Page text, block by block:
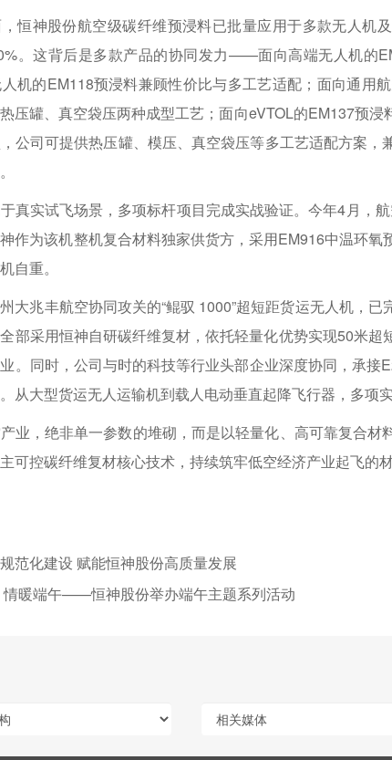
恒神股份航空级碳纤维预浸料已批量应用于多款无人机
。这背后是多款产品的协同发力——面向高端无人机的
机的EM118预浸料兼顾性价比与多工艺适配；面向通用
压罐、真空袋压两种成型工艺；面向eVTOL的EM137预
公司可提供热压罐、模压、真空袋压等多工艺适配方案
真实试飞场景，多项标杆项目完成实战验证。今年4月，
作为该机整机复合材料独家供货方，采用EM916中温环
自重。
大兆丰航空协同攻关的“鲲驭 1000”超短距货运无人机，
部采用恒神自研碳纤维复材，依托轻量化优势实现50米
。同时，公司与时的科技等行业头部企业深度协同，承接
从大型货运无人运输机到载人电动垂直起降飞行器，多项
业，绝非单一参数的堆砌，而是以轻量化、高可靠复合材
可控碳纤维复材核心技术，持续筑牢低空经济产业起飞的材
范化建设 赋能恒神股份高质量发展
情暖端午——恒神股份举办端午主题系列活动